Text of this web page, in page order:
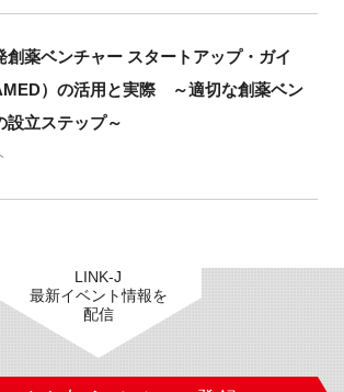
創薬ベンチャー スタートアップ・ガイ
）の活用と実際 ～適切な創薬ベン
設立ステップ～
LINK-J
最新イベント情報を
配信